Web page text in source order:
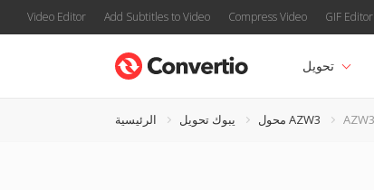
Video Editor Add Subtitles to Video Compress Video GIF Editor
تحويل
الرئيسية يبوك تحويل محول AZW3